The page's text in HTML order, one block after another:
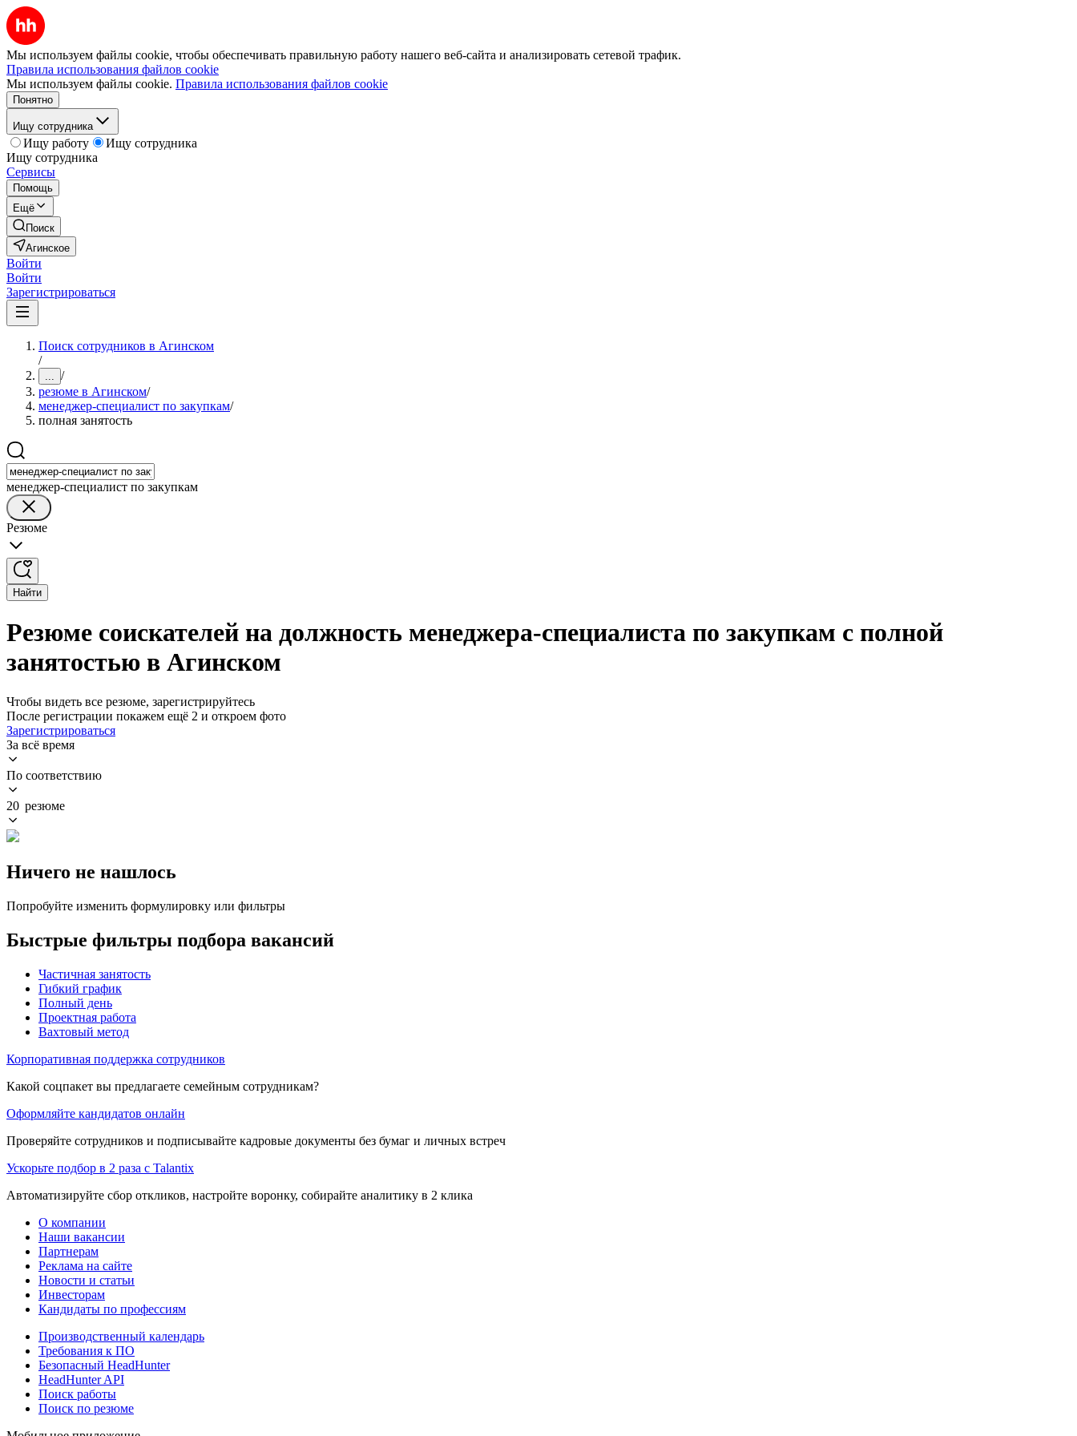
Мы используем файлы cookie, чтобы обеспечивать правильную работу нашего веб-сайта и анализировать сетевой трафик.
Правила использования файлов cookie
Мы используем файлы cookie. Правила использования файлов cookie
Понятно
Ищу сотрудника
Ищу работу
Ищу сотрудника
Ищу сотрудника
Сервисы
Помощь
Ещё
Поиск
Агинское
Войти
Войти
Зарегистрироваться
Поиск сотрудников в Агинском
/
... /
резюме в Агинском/
менеджер-специалист по закупкам/
полная занятость
менеджер-специалист по закупкам
Резюме
Найти
Резюме соискателей на должность менеджера-специалиста по закупкам с полной
занятостью в Агинском
Чтобы видеть все резюме, зарегистрируйтесь
После регистрации покажем ещё 2 и откроем фото
Зарегистрироваться
За всё время
По соответствию
20 резюме
Ничего не нашлось
Попробуйте изменить формулировку или фильтры
Быстрые фильтры подбора вакансий
Частичная занятость
Гибкий график
Полный день
Проектная работа
Вахтовый метод
Корпоративная поддержка сотрудников
Какой соцпакет вы предлагаете семейным сотрудникам?
Оформляйте кандидатов онлайн
Проверяйте сотрудников и подписывайте кадровые документы без бумаг и личных встреч
Ускорьте подбор в 2 раза с Talantix
Автоматизируйте сбор откликов, настройте воронку, собирайте аналитику в 2 клика
О компании
Наши вакансии
Партнерам
Реклама на сайте
Новости и статьи
Инвесторам
Кандидаты по профессиям
Производственный календарь
Требования к ПО
Безопасный HeadHunter
HeadHunter API
Поиск работы
Поиск по резюме